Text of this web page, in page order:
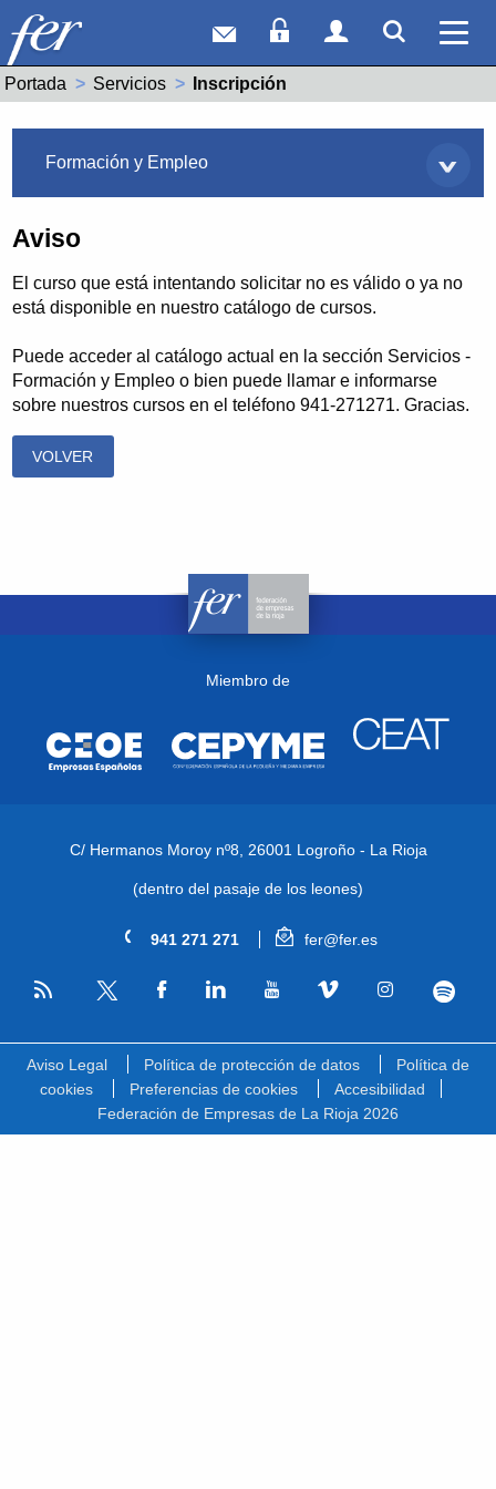
Correo webAcceso Socios
Acceso
Portada Servicios Actual:
Inscripción
Formación y Empleo
Aviso
El curso que está intentando solicitar no es válido o ya no
está disponible en nuestro catálogo de cursos.
Puede acceder al catálogo actual en la sección Servicios -
Formación y Empleo o bien puede llamar e informarse
sobre nuestros cursos en el teléfono 941-271271. Gracias.
VOLVER
Miembro de
C/ Hermanos Moroy nº8, 26001 Logroño - La Rioja
(dentro del pasaje de los leones)
941 271 271 fer@fer.es
RSS
Aviso Legal Política de protección de datos
Política de
cookies
Preferencias de cookies
Accesibilidad
Federación de Empresas de La Rioja 2026